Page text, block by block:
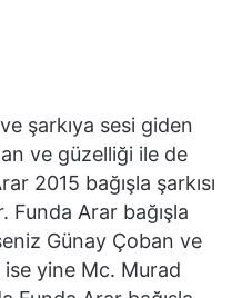
şarkıya sesi giden
ve güzelliği ile de
2015 bağışla şarkısı
Funda Arar bağışla
Günay Çoban ve
yine Mc. Murad